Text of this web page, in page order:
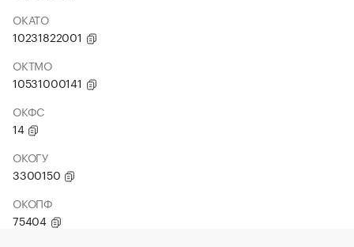
ОКАТО
10231822001
ОКТМО
10531000141
ОКФС
14
ОКОГУ
3300150
ОКОПФ
75404